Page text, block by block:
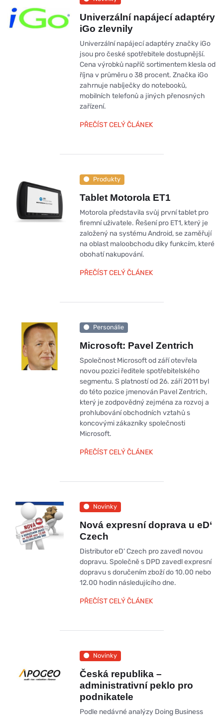
Univerzální napájecí adaptéry
iGo zlevnily
Univerzální napájecí adaptéry značky iGo
jsou pro české spotřebitele dostupnější.
Cena výrobků napříč sortimentem klesla od
října v průměru o 38 procent. Značka iGo
zahrnuje nabíječky do notebooků,
mobilních telefonů a jiných přenosných
zařízení.
PŘEČÍST CELÝ ČLÁNEK
Produkty
Tablet Motorola ET1
Motorola představila svůj první tablet pro
firemní uživatele. Řešení pro ET1, který je
založený na systému Android, se zaměřují
na oblast maloobchodu díky funkcím, které
obohatí nakupování.
PŘEČÍST CELÝ ČLÁNEK
Personálie
Microsoft: Pavel Zentrich
Společnost Microsoft od září otevřela
novou pozici ředitele spotřebitelského
segmentu. S platností od 26. září 2011 byl
do této pozice jmenován Pavel Zentrich,
který je zodpovědný zejména za rozvoj a
prohlubování obchodních vztahů s
koncovými zákazníky společnosti
Microsoft.
PŘEČÍST CELÝ ČLÁNEK
Novinky
Nová expresní doprava u eD‘
Czech
Distributor eD‘ Czech pro zavedl novou
dopravu. Společně s DPD zavedl expresní
dopravu s doručením zboží do 10.00 nebo
12.00 hodin následujícího dne.
PŘEČÍST CELÝ ČLÁNEK
Novinky
Česká republika –
administrativní peklo pro
podnikatele
Podle nedávné analýzy Doing Business